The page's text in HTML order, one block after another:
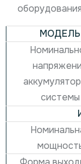
МОДЕЛЬ
системы